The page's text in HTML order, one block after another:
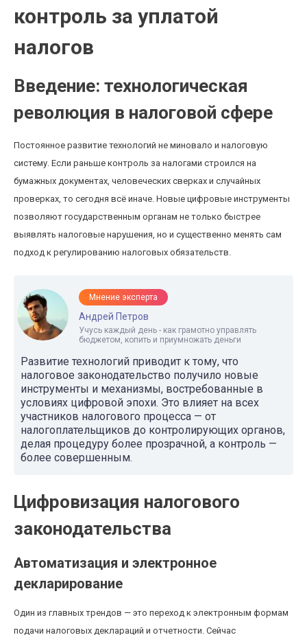
контроль за уплатой
налогов
Введение: технологическая
революция в налоговой сфере
Постоянное развитие технологий не миновало и налоговую
систему. Если раньше контроль за налогами строился на
бумажных документах, человеческих сверках и случайных
проверках, то сегодня всё иначе. Новые цифровые инструменты
позволяют государственным органам не только быстрее
выявлять налоговые нарушения, но и существенно менять сам
подход к регулированию налоговых обязательств.
Мнение эксперта
Андрей Петров
Учусь каждый день - как грамотно управлять
бюджетом, копить и приумножать деньги
Развитие технологий приводит к тому, что
налоговое законодательство получило новые
инструменты и механизмы, востребованные в
условиях цифровой эпохи. Это влияет на всех
участников налогового процесса — от
налогоплательщиков до контролирующих органов,
делая процедуру более прозрачной, а контроль —
более совершенным.
Цифровизация налогового
законодательства
Автоматизация и электронное
декларирование
Один из главных трендов — это переход к электронным формам
подачи налоговых деклараций и отчетности. Сейчас